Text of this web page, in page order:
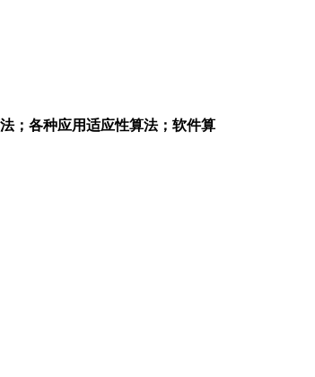
； 各种应用适应性算法；软件算